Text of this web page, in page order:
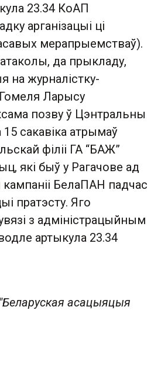
23.34 КоАП
арганізацыі ці
мерапрыемстваў).
да прыкладу,
на журналістку-
Ларысу
позву ў Цэнтральны
сакавіка атрымаў
філіі ГА “БАЖ”
які быў у Рагачове ад
БелаПАН падчас
пратэсту. Яго
з адміністрацыйным
артыкула 23.34
асацыяцыя